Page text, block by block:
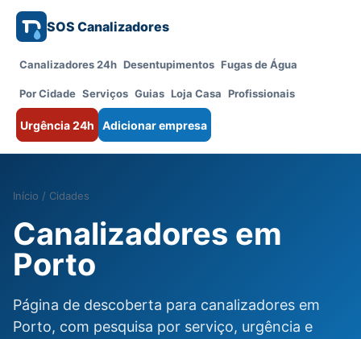
SOS Canalizadores
Canalizadores 24h Desentupimentos Fugas de Água
Por Cidade Serviços Guias Loja Casa Profissionais
Urgência 24h Adicionar empresa
Início / Cidades
Canalizadores em
Porto
Página de descoberta para canalizadores em
Porto, com pesquisa por serviço, urgência e